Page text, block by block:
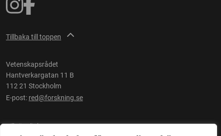
Tillbaka till toppen
Vetenskapsrådet
Hantverkargatan 11 B
112 21 Stockholm
E-post: red@forskning.se
Tillgänglighet